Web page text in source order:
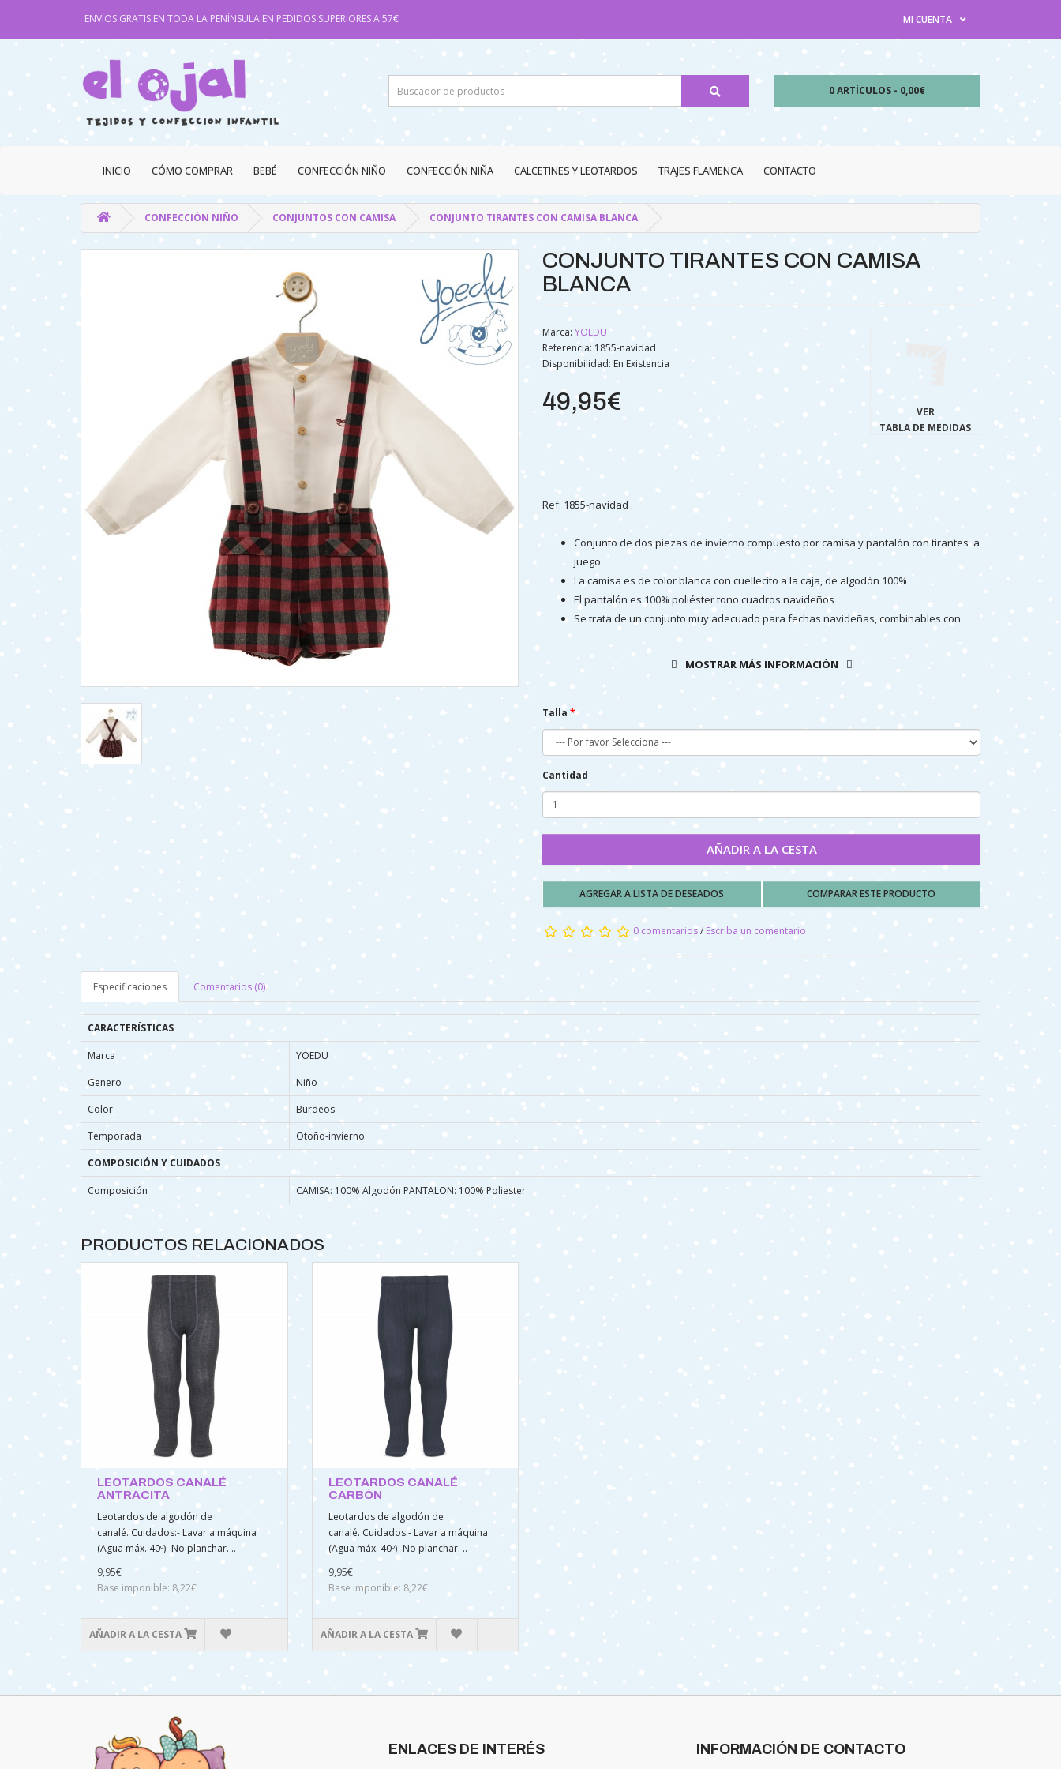
ENVÍOS GRATIS EN TODA LA PENÍNSULA EN PEDIDOS SUPERIORES A 57€ MI CUENTA
0 ARTÍCULOS - 0,00€
INICIO CÓMO COMPRAR BEBÉ CONFECCIÓN NIÑO CONFECCIÓN NIÑA CALCETINES Y LEOTARDOS TRAJES FLAMENCA CONTACTO
CONFECCIÓN NIÑO CONJUNTOS CON CAMISA CONJUNTO TIRANTES CON CAMISA BLANCA
CONJUNTO TIRANTES CON CAMISA
BLANCA
Marca: YOEDU
Referencia: 1855-navidad
Disponibilidad: En Existencia
49,95€
VER
TABLA DE MEDIDAS
Ref: 1855-navidad .
Conjunto de dos piezas de invierno compuesto por camisa y pantalón con tirantes a
juego
La camisa es de color blanca con cuellecito a la caja, de algodón 100%
El pantalón es 100% poliéster tono cuadros navideños
Se trata de un conjunto muy adecuado para fechas navideñas, combinables con
MOSTRAR MÁS INFORMACIÓN
Talla
Cantidad
AÑADIR A LA CESTA
AGREGAR A LISTA DE DESEADOS COMPARAR ESTE PRODUCTO
0 comentarios/ Escriba un comentario
Especificaciones Comentarios (0)
CARACTERÍSTICAS
Marca
YOEDU
Genero
Niño
Color
Burdeos
Temporada
Otoño-invierno
COMPOSICIÓN Y CUIDADOS
Composición CAMISA: 100% Algodón PANTALON: 100% Poliester
PRODUCTOS RELACIONADOS
LEOTARDOS CANALÉ
ANTRACITA
Leotardos de algodón de
canalé. Cuidados:- Lavar a máquina
(Agua máx. 40º)- No planchar. ..
9,95€
Base imponible: 8,22€
AÑADIR A LA CESTA
LEOTARDOS CANALÉ
CARBÓN
Leotardos de algodón de
canalé. Cuidados:- Lavar a máquina
(Agua máx. 40º)- No planchar. ..
9,95€
Base imponible: 8,22€
AÑADIR A LA CESTA
ENLACES DE INTERÉS INFORMACIÓN DE CONTACTO